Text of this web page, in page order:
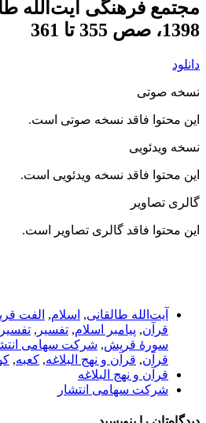
مجتمع فرهنگی آیت‌الله
1398، صص 355 تا 361
دانلود
نسخه صوتی
این محتوا فاقد نسخه صوتی است.
نسخه ویدئویی
این محتوا فاقد نسخه ویدئویی است.
گالری تصاویر
این محتوا فاقد گالری تصاویر است.
آیت‌الله طالقانی, اسلام, الفت
قرآن, پیامبر اسلام, تفسیر ,
سورۀ قریش, شرکت سهامی
قرآن, قرآن و نهج البلاغه, کعبه,
قرآن و نهج البلاغه
شرکت سهامی انتشار